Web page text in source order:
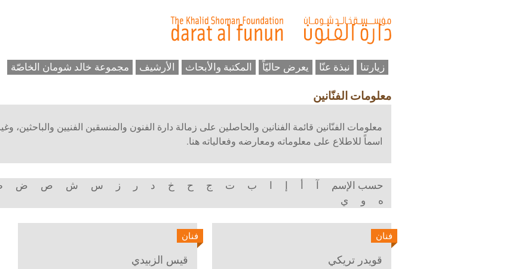
زيارتنا نبذة عنّا يعرض حاليّاً المكتبة والأبحاث الأرشيف مجموعة خالد شومان الخاصّة
معلومات الفنّانين
معلومات الفنّانين قائمة الفنانين والحاصلين على زمالة دارة الفنون والمنسقين الفنيين والباحثين،
اسماً للاطلاع على معلوماته ومعارضه وفعالياته هنا.
حسب الإسم آ أ إ ا ب ت ج ح خ د ر ز س ش ص ض
ه
و ي
فنان
قويدر تريكي
فنان
قيس الزبيدي